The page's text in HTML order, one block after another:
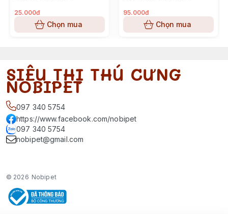
25.000đ
Chọn mua
95.000đ
Chọn mua
SIÊU THỊ THÚ CƯNG
NOBIPET
097 340 5754
https://www.facebook.com/nobipet
097 340 5754
nobipet@gmail.com
© 2026 Nobipet